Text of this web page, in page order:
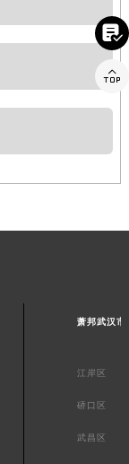
萧邦武汉市
江岸区
硚口区
武昌区

